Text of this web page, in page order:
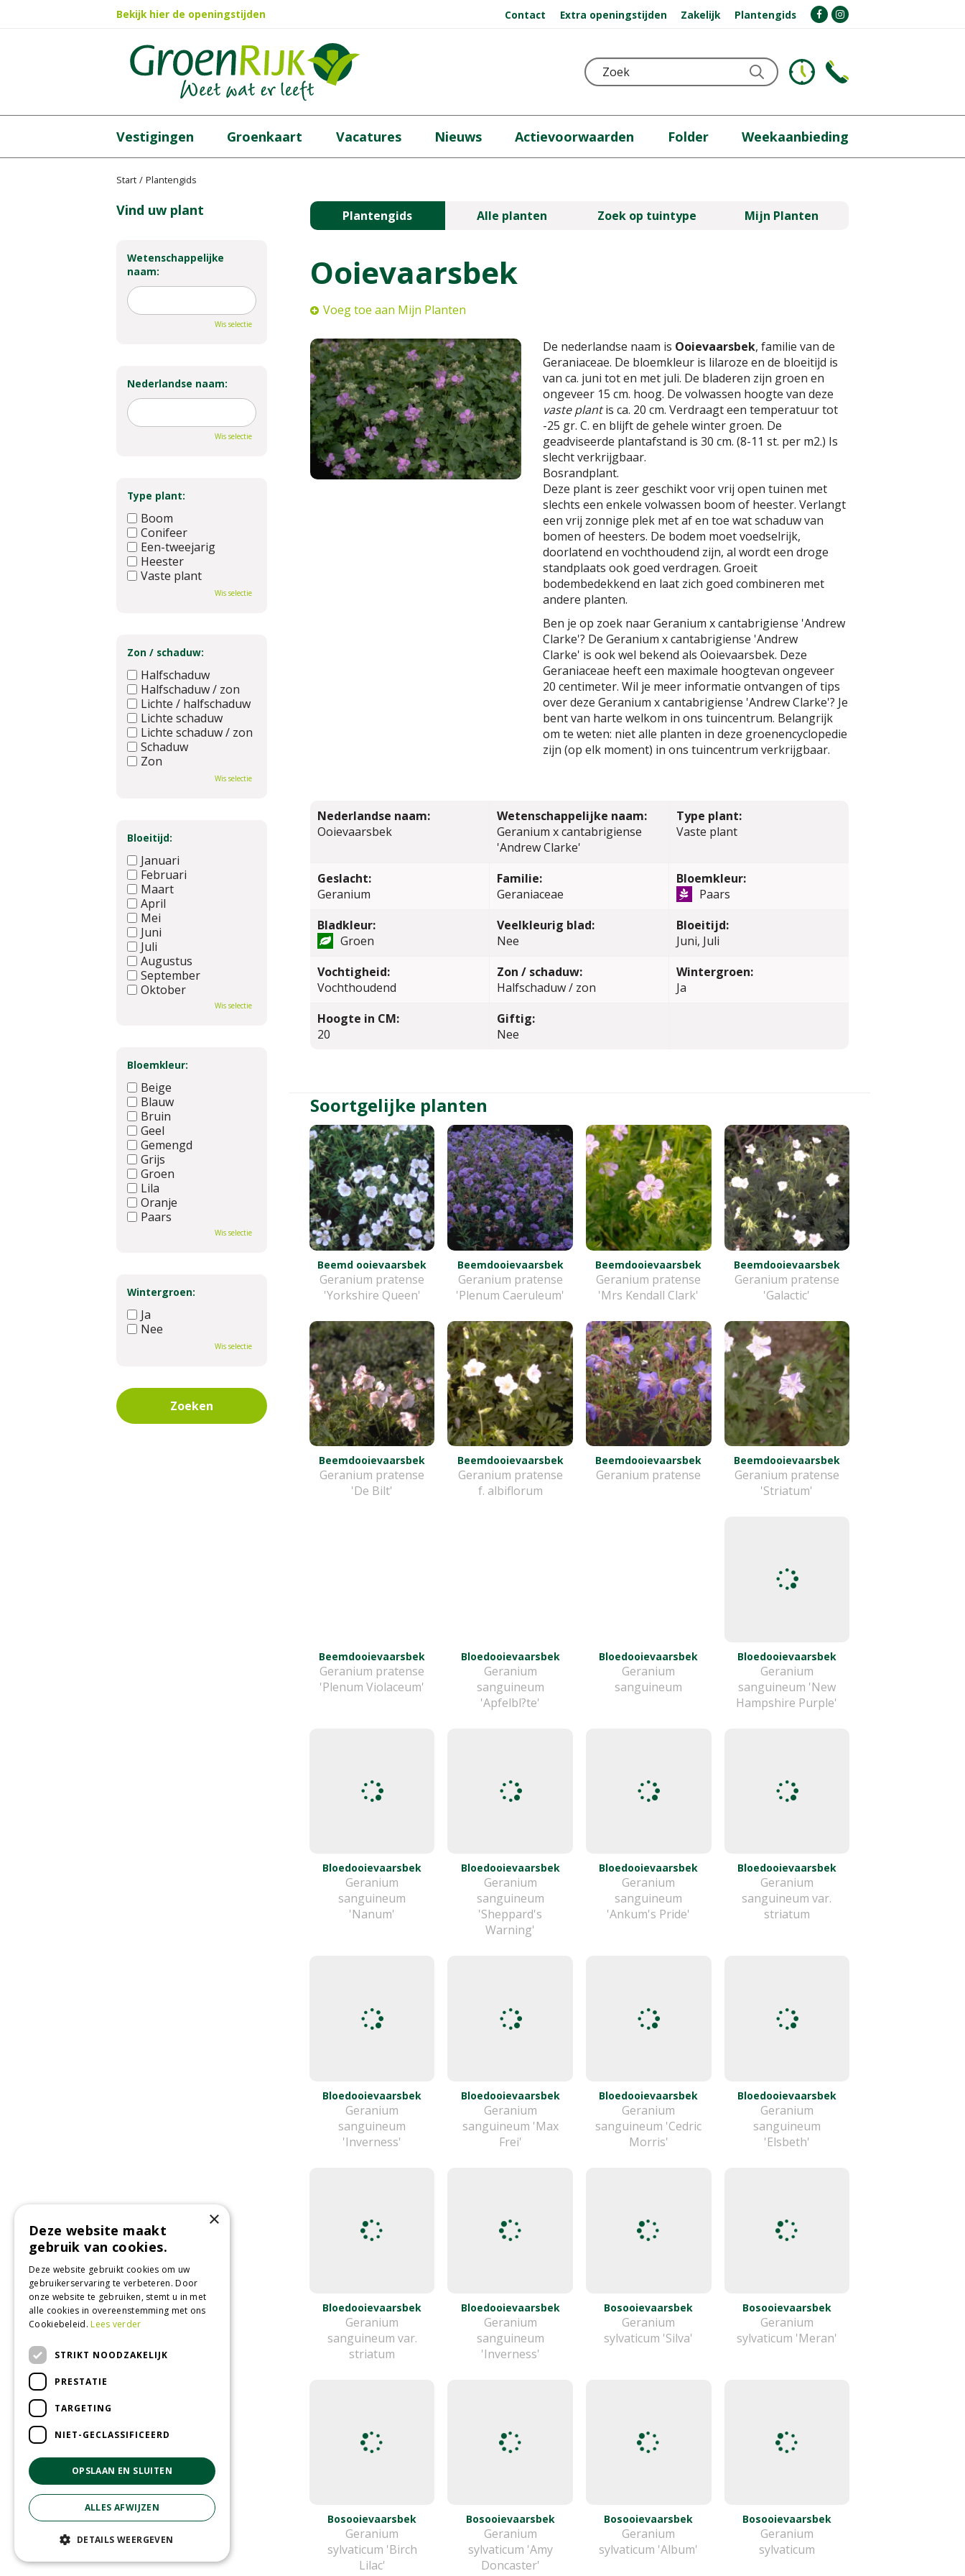
Start Plantengids
Bekijk hier de openingstijden Contact Extra openingstijden Zakelijk Plantengids
Vestigingen Groenkaart Vacatures Nieuws Actievoorwaarden Folder Weekaanbieding
Plantengids Alle planten Zoek op tuintype Mijn Planten
Ooievaarsbek
Voeg toe aan Mijn Planten
De nederlandse naam is Ooievaarsbek, familie van de
Geraniaceae. De bloemkleur is lilaroze en de bloeitijd is
van ca. juni tot en met juli. De bladeren zijn groen en
ongeveer 15 cm. hoog. De volwassen hoogte van deze
vaste plantis ca. 20 cm. Verdraagt een temperatuur tot
-25 gr. C. en blijft de gehele winter groen. De
geadviseerde plantafstand is 30 cm. (8-11 st. per m2.) Is
slecht verkrijgbaar.
Bosrandplant.
Deze plant is zeer geschikt voor vrij open tuinen met
slechts een enkele volwassen boom of heester. Verlangt
een vrij zonnige plek met af en toe wat schaduw van
bomen of heesters. De bodem moet voedselrijk,
doorlatend en vochthoudend zijn, al wordt een droge
standplaats ook goed verdragen. Groeit
bodembedekkend en laat zich goed combineren met
andere planten.
Ben je op zoek naar Geranium x cantabrigiense 'Andrew
Clarke'? De Geranium x cantabrigiense 'Andrew
Clarke' is ook wel bekend als Ooievaarsbek. Deze
Geraniaceae heeft een maximale hoogtevan ongeveer
20 centimeter. Wil je meer informatie ontvangen of tips
over deze Geranium x cantabrigiense 'Andrew Clarke'? Je
bent van harte welkom in ons tuincentrum. Belangrijk
om te weten: niet alle planten in deze groenencyclopedie
zijn (op elk moment) in ons tuincentrum verkrijgbaar.
Nederlandse naam:
Ooievaarsbek
Wetenschappelijke naam:
Geranium x cantabrigiense
'Andrew Clarke'
Type plant:
Vaste plant
Geslacht:
Geranium
Familie:
Geraniaceae
Bloemkleur:
Paars
Bladkleur:
Groen
Veelkleurig blad:
Nee
Bloeitijd:
Juni, Juli
Vochtigheid:
Vochthoudend
Zon / schaduw:
Halfschaduw / zon
Wintergroen:
Ja
Hoogte in CM:
20
Giftig:
Nee
Soortgelijke planten
Beemd ooievaarsbek
Geranium pratense
'Yorkshire Queen'
Beemdooievaarsbek
Geranium pratense
'Plenum Caeruleum'
Beemdooievaarsbek
Geranium pratense
'Mrs Kendall Clark'
Beemdooievaarsbek
Geranium pratense
'Galactic'
Beemdooievaarsbek
Geranium pratense
'De Bilt'
Beemdooievaarsbek
Geranium pratense
f. albiflorum
Beemdooievaarsbek
Geranium pratense
Beemdooievaarsbek
Geranium pratense
'Striatum'
Beemdooievaarsbek
Geranium pratense
'Plenum Violaceum'
Bloedooievaarsbek
Geranium
sanguineum
'Apfelbl?te'
Bloedooievaarsbek
Geranium
sanguineum
Bloedooievaarsbek
Geranium
sanguineum 'New
Hampshire Purple'
Bloedooievaarsbek
Geranium
sanguineum
'Nanum'
Bloedooievaarsbek
Geranium
sanguineum
'Sheppard's
Warning'
Bloedooievaarsbek
Geranium
sanguineum
'Ankum's Pride'
Bloedooievaarsbek
Geranium
sanguineum var.
striatum
Bloedooievaarsbek
Geranium
sanguineum
'Inverness'
Bloedooievaarsbek
Geranium
sanguineum 'Max
Frei'
Bloedooievaarsbek
Geranium
sanguineum 'Cedric
Morris'
Bloedooievaarsbek
Geranium
sanguineum
'Elsbeth'
Bloedooievaarsbek
Geranium
sanguineum var.
striatum
Bloedooievaarsbek
Geranium
sanguineum
'Inverness'
Bosooievaarsbek
Geranium
sylvaticum 'Silva'
Bosooievaarsbek
Geranium
sylvaticum 'Meran'
Bosooievaarsbek
Geranium
sylvaticum 'Birch
Lilac'
Bosooievaarsbek
Geranium
sylvaticum 'Amy
Doncaster'
Bosooievaarsbek
Geranium
sylvaticum 'Album'
Bosooievaarsbek
Geranium
sylvaticum
Vind uw plant
Wetenschappelijke
naam:
Wis selectie
Nederlandse naam:
Wis selectie
Type plant:
Boom
Conifeer
Een-tweejarig
Heester
Vaste plant
Wis selectie
Zon / schaduw:
Halfschaduw
Halfschaduw / zon
Lichte / halfschaduw
Lichte schaduw
Lichte schaduw / zon
Schaduw
Zon
Wis selectie
Bloeitijd:
Januari
Februari
Maart
April
Mei
Juni
Juli
Augustus
September
Oktober
Wis selectie
Bloemkleur:
Beige
Blauw
Bruin
Geel
Gemengd
Grijs
Groen
Lila
Oranje
Paars
Wis selectie
Wintergroen:
Ja
Nee
Wis selectie
×
Deze website maakt
gebruik van cookies.
Deze website gebruikt cookies om uw
gebruikerservaring te verbeteren. Door
onze website te gebruiken, stemt u in met
alle cookies in overeenstemming met ons
Cookiebeleid.Lees verder
STRIKT NOODZAKELIJK
PRESTATIE
TARGETING
NIET-GECLASSIFICEERD
OPSLAAN EN SLUITEN
ALLES AFWIJZEN
DETAILS WEERGEVEN